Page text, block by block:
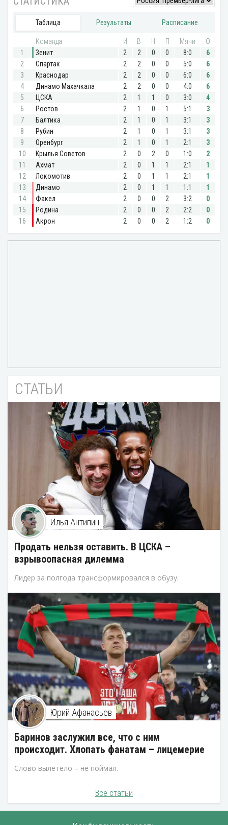
СТАТЬИ
Илья Антипин
Продать нельзя оставить. В ЦСКА –
взрывоопасная дилемма
Лидер за полгода трансформировался в обузу.
Юрий Афанасьев
Баринов заслужил все, что с ним
происходит. Хлопать фанатам – лицемерие
Слово вылетело – не поймал.
Все статьи